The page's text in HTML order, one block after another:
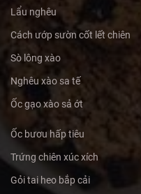
Lẩu nghêu
Cách ướp sườn cốt lết chiên
Sò lông xào
Nghêu xào sa tế
Ốc gạo xào sả ớt
Ốc bươu hấp tiêu
Trứng chiên xúc xích
Gỏi tai heo bắp cải